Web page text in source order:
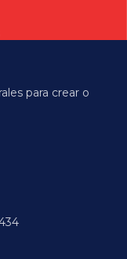
para crear o